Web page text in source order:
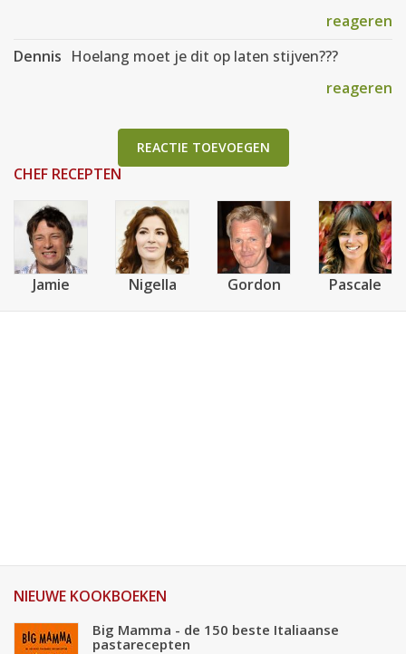
reageren
Dennis Hoelang moet je dit op laten stijven???
reageren
REACTIE TOEVOEGEN
CHEF RECEPTEN
Jamie Nigella Gordon Pascale
NIEUWE KOOKBOEKEN
Big Mamma - de 150 beste Italiaanse
pastarecepten